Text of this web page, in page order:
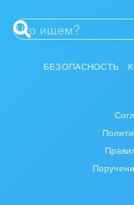
Мебель, лес,
Мода, одежда,
Нефть, газ
БЕЗОПАСНОСТЬ